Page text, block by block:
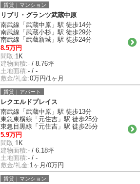
賃貸｜マンション
リブリ・グランツ武蔵中原
南武線「武蔵中原」駅 徒歩14分
南武線「武蔵小杉」駅 徒歩29分
南武線「武蔵新城」駅 徒歩24分
8.5万円
間取:1K
建物面積:- / 8.76坪
土地面積:- / -
敷金/礼金:0万円/1ヶ月
賃貸｜アパート
レクエルドプレイス
南武線「武蔵中原」駅 徒歩13分
東急東横線「元住吉」駅 徒歩25分
東急目黒線「元住吉」駅 徒歩25分
5.9万円
間取:1K
建物面積:- / 6.18坪
土地面積:- / -
敷金/礼金:1ヶ月/0万円
賃貸｜マンション